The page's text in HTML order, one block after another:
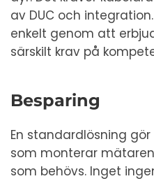
av DUC och
enkelt genom att
särskilt krav på
Besparing
En standardlösning
som monterar
som behövs. Inget